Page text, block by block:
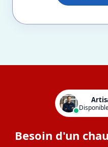
Besoin d'un